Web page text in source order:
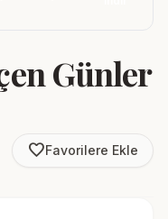
Günler
favorite_borderFavorilere Ekle